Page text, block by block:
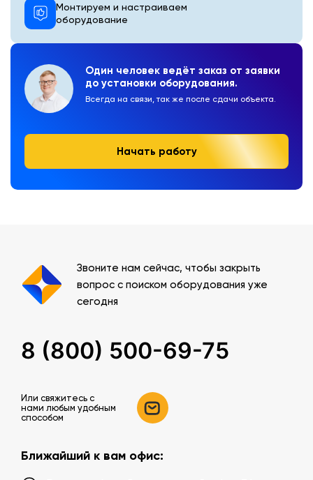
Один человек ведёт заказ от заявки
до установки оборудования.
Всегда на связи, так же после сдачи объекта.
Начать работу
Монтируем и настраиваем
оборудование
Звоните нам сейчас, чтобы закрыть
вопрос с поиском оборудования уже
сегодня
8 (800) 500-69-75
Или свяжитесь c
нами любым удобным
способом
Ближайший к вам офис: